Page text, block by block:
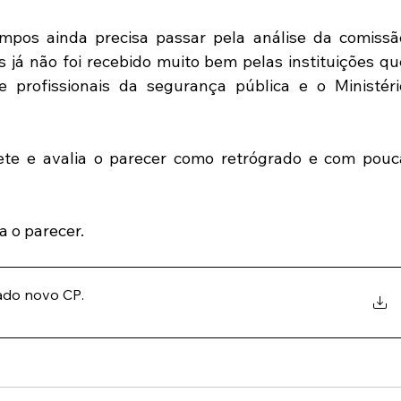
ainda precisa passar pela análise da
já não foi recebido muito bem pelas instituições
profissionais da segurança pública e o
e avalia o parecer como retrógrado e com
o parecer.
novo CP.